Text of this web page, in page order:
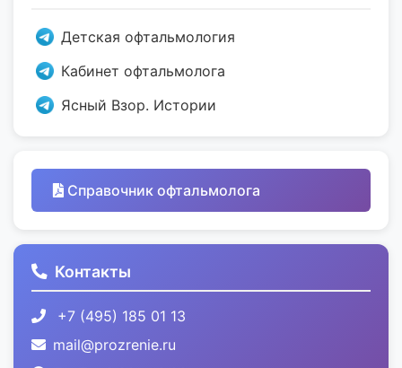
Детская офтальмология
Кабинет офтальмолога
Ясный Взор. Истории
Справочник офтальмолога
Контакты
+7 (495) 185 01 13
mail@prozrenie.ru